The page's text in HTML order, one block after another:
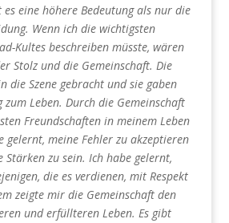
eine höhere Bedeutung als nur die
Wenn ich die wichtigsten
Kultes beschreiben müsste, wären
Stolz und die Gemeinschaft. Die
die Szene gebracht und sie gaben
Leben. Durch die Gemeinschaft
Freundschaften in meinem Leben
gelernt, meine Fehler zu akzeptieren
Stärken zu sein. Ich habe gelernt,
die es verdienen, mit Respekt
zeigte mir die Gemeinschaft den
und erfüllteren Leben. Es gibt